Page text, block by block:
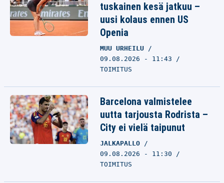
tuskainen kesä jatkuu –
uusi kolaus ennen US
Openia
MUU URHEILU
09.08.2026 - 11:43
TOIMITUS
Barcelona valmistelee
uutta tarjousta Rodrista –
City ei vielä taipunut
JALKAPALLO
09.08.2026 - 11:30
TOIMITUS